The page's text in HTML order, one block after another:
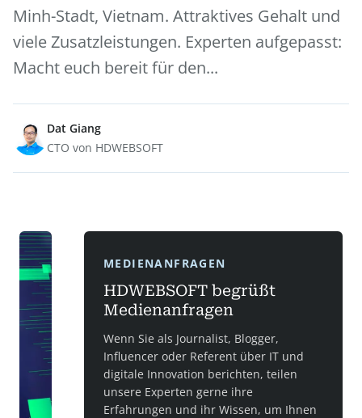
Minh-Stadt, Vietnam. Attraktives Gehalt und
viele Zusatzleistungen. Experten aufgepasst:
Macht euch bereit für den...
Dat Giang
CTO von HDWEBSOFT
MEDIENANFRAGEN
HDWEBSOFT begrüßt
Medienanfragen
Wenn Sie als Journalist, Blogger,
Influencer oder Referent über IT und
digitale Innovation berichten, teilen
unsere Experten gerne ihre
Erfahrungen und ihr Wissen, um Ihnen